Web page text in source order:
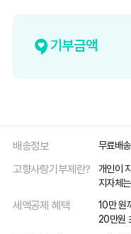
기부금액
배송정보 무료배송
고향사랑기부제란?
개인이
지자체
세액공제 혜택
10만 원
20만원